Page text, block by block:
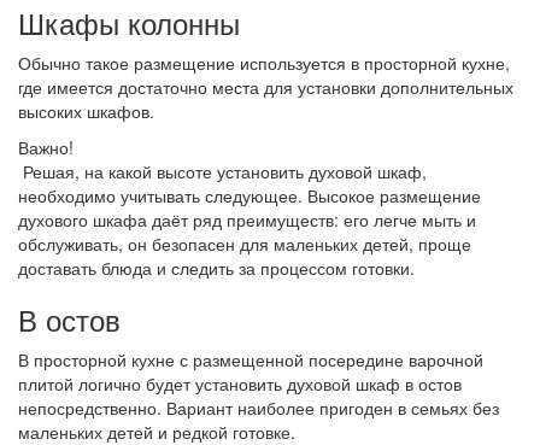
Шкафы колонны
Обычно такое размещение используется в просторной кухне,
где имеется достаточно места для установки дополнительных
высоких шкафов.
Важно!
Решая, на какой высоте установить духовой шкаф,
необходимо учитывать следующее. Высокое размещение
духового шкафа даёт ряд преимуществ: его легче мыть и
обслуживать, он безопасен для маленьких детей, проще
доставать блюда и следить за процессом готовки.
В остов
В просторной кухне с размещенной посередине варочной
плитой логично будет установить духовой шкаф в остов
непосредственно. Вариант наиболее пригоден в семьях без
маленьких детей и редкой готовке.